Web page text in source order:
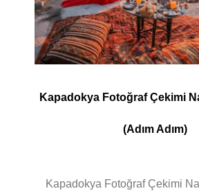
Kapadokya Fotoğraf Çekimi
(Adım Adım)
Kapadokya Fotoğraf Çekimi